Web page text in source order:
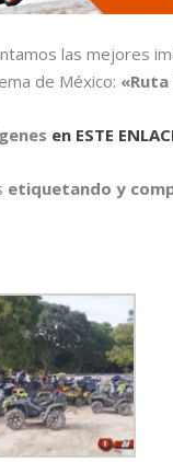
las mejores
de México:
en ESTE
etiquetando y